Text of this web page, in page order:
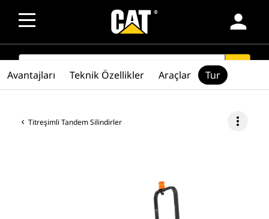
person
SEARCH
Titreşimli Tandem Silindirler more_vert
Avantajları Teknik Özellikler Araçlar Tur